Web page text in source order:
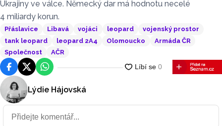
Ukrajiny ve válce. Německý dar má hodnotu necelé
4 miliardy korun.
Přáslavice Libavá vojáci leopard
vojenský prostor
tank leopard
leopard 2A4 Olomoucko
Armáda ČR
Společnost
AČR
FacebookPlatforma X
WhatsApp
Lýdie Hájovská